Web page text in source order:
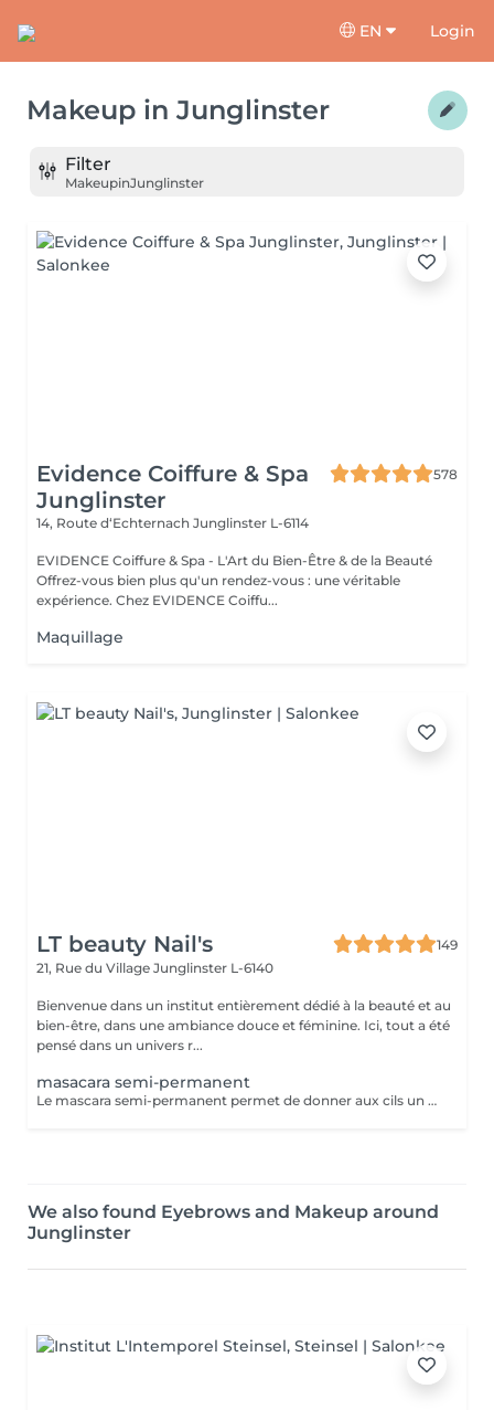
EN Login
Makeup in Junglinster
Filter
MakeupinJunglinster
Evidence Coiffure & Spa
Junglinster
578
14, Route d‘Echternach Junglinster L-6114
EVIDENCE Coiffure & Spa - L'Art du Bien-Être & de la Beauté
Offrez-vous bien plus qu'un rendez-vous : une véritable
expérience. Chez EVIDENCE Coiffu...
Maquillage
LT beauty Nail's
149
21, Rue du Village Junglinster L-6140
Bienvenue dans un institut entièrement dédié à la beauté et au
bien-être, dans une ambiance douce et féminine. Ici, tout a été
pensé dans un univers r...
masacara semi-permanent
Le mascara semi-permanent permet de donner aux cils un effet maquillé durable sans avoir besoin d'appliquer du mascara tout les jours. aspect plus épais et allongé regard intensifié sans maquillage tenue 3 a 4 semaines
We also found Eyebrows and Makeup around
Junglinster